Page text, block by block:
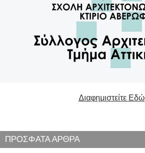
Διαφημιστείτε Εδώ
ΠΡΟΣΦΑΤΑ ΑΡΘΡΑ